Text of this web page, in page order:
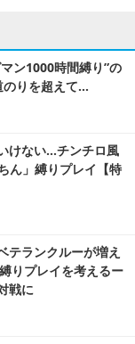
ン1000時間縛り”の
のりを超えて…
けない…チンチロ風
ん」縛りプレイ【特
テランクルーが増え
りプレイを考えるー
戦に